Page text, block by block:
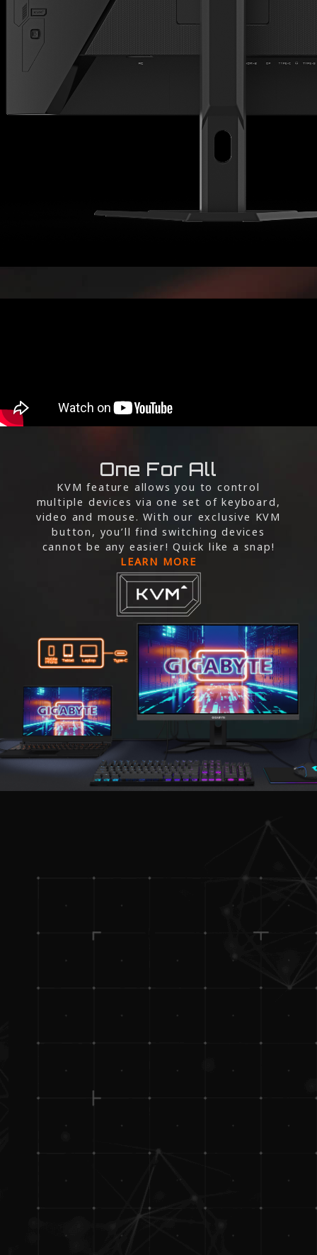
One For All
KVM feature allows you to control
multiple devices via one set of keyboard,
video and mouse. With our exclusive KVM
button, you’ll find switching devices
cannot be any easier! Quick like a snap!
LEARN MORE